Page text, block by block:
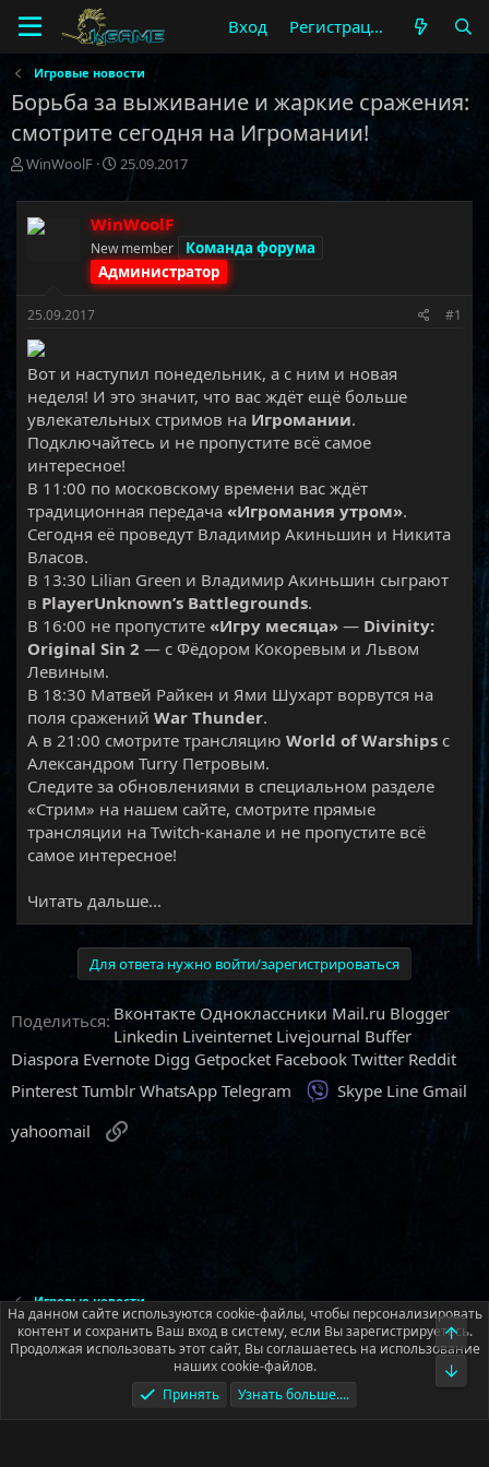
Вход Регистрация
Игровые новости
Борьба за выживание и жаркие сражения:
смотрите сегодня на Игромании!
А
т
о
р
ы
WinWoolF
Д
т
а
н
а
ч
25.09.2017
WinWoolF
New member
Команда форума
Администратор
25.09.2017 #1
Вот и наступил понедельник, а с ним и новая
неделя! И это значит, что вас ждёт ещё больше
увлекательных стримов на Игромании.
Подключайтесь и не пропустите всё самое
интересное!
В 11:00 по московскому времени вас ждёт
традиционная передача «Игромания утром».
Сегодня её проведут Владимир Акиньшин и Никита
Власов.
В 13:30 Lilian Green и Владимир Акиньшин сыграют
в PlayerUnknown’s Battlegrounds.
В 16:00 не пропустите «Игру месяца» — Divinity:
Original Sin 2 — с Фёдором Кокоревым и Львом
Левиным.
В 18:30 Матвей Райкен и Ями Шухарт ворвутся на
поля сражений War Thunder.
А в 21:00 смотрите трансляцию World of Warships с
Александром Turry Петровым.
Следите за обновлениями в специальном разделе
«Стрим» на нашем сайте, смотрите прямые
трансляции на Twitch-канале и не пропустите всё
самое интересное!​
Читать дальше...
Для ответа нужно войти/зарегистрироваться
Поделиться: Вконтакте Одноклассники Mail.ru Blogger
Linkedin Liveinternet Livejournal Buffer
Diaspora Evernote Digg Getpocket Facebook Twitter Reddit
Pinterest Tumblr WhatsApp Telegram Viber
Skype Line Gmail
yahoomail
Игровые новости
Русский (RU)
Условия и правила
Политика конфиденциальности
Помощь
На данном сайте используются cookie-файлы, чтобы персонализировать
контент и сохранить Ваш вход в систему, если Вы зарегистрируетесь.
Продолжая использовать этот сайт, Вы соглашаетесь на использование
наших cookie-файлов.
Принять
Узнать больше....
Верх
Низ